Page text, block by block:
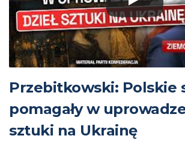
Przebitkowski: Polskie
pomagały w
sztuki na Ukrainę